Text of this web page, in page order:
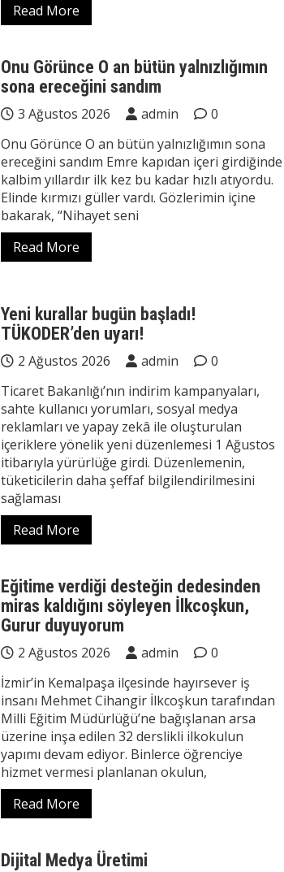
Read More
Onu Görünce O an bütün yalnızlığımın
sona ereceğini sandım
3 Ağustos 2026 admin
0
Onu Görünce O an bütün yalnızlığımın sona
ereceğini sandım Emre kapıdan içeri girdiğinde
kalbim yıllardır ilk kez bu kadar hızlı atıyordu.
Elinde kırmızı güller vardı. Gözlerimin içine
bakarak, “Nihayet seni
Read More
Yeni kurallar bugün başladı!
TÜKODER’den uyarı!
2 Ağustos 2026 admin
0
Ticaret Bakanlığı’nın indirim kampanyaları,
sahte kullanıcı yorumları, sosyal medya
reklamları ve yapay zekâ ile oluşturulan
içeriklere yönelik yeni düzenlemesi 1 Ağustos
itibarıyla yürürlüğe girdi. Düzenlemenin,
tüketicilerin daha şeffaf bilgilendirilmesini
sağlaması
Read More
Eğitime verdiği desteğin dedesinden
miras kaldığını söyleyen İlkcoşkun,
Gurur duyuyorum
2 Ağustos 2026 admin
0
İzmir’in Kemalpaşa ilçesinde hayırsever iş
insanı Mehmet Cihangir İlkcoşkun tarafından
Milli Eğitim Müdürlüğü’ne bağışlanan arsa
üzerine inşa edilen 32 derslikli ilkokulun
yapımı devam ediyor. Binlerce öğrenciye
hizmet vermesi planlanan okulun,
Read More
Dijital Medya Üretimi